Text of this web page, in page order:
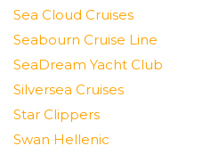
Sea Cloud Cruises
Seabourn Cruise Line
SeaDream Yacht Club
Silversea Cruises
Star Clippers
Swan Hellenic